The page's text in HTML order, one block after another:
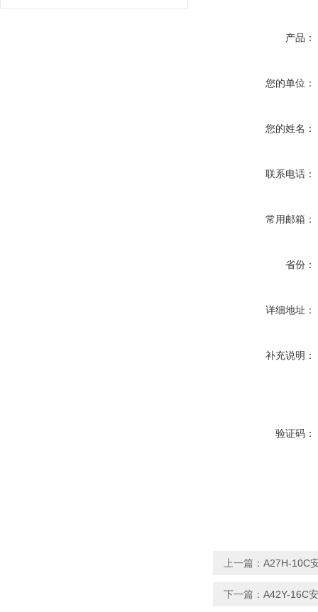
产品：
您的单位：
您的姓名：
联系电话：
常用邮箱：
省份：
详细地址：
补充说明：
验证码：
上一篇： A27H-10C
下一篇： A42Y-16C